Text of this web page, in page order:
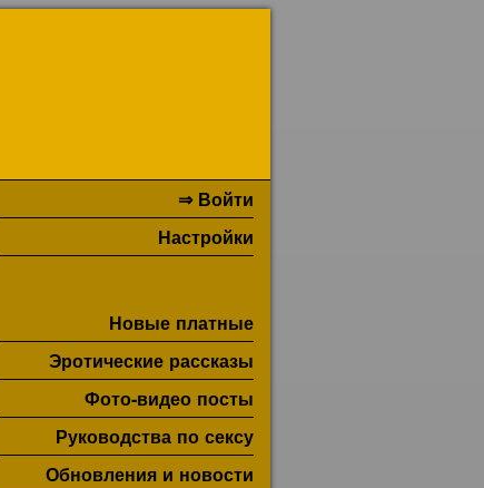
⇒ Войти
Настройки
Новые платные
Эротические рассказы
Фото-видео посты
Руководства по сексу
Обновления и новости